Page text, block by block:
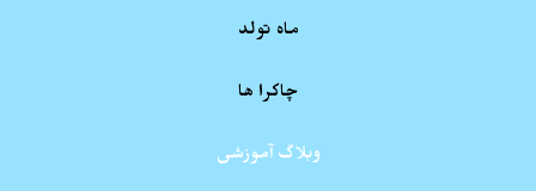
ماه تولد
چاکرا ها
وبلاگ آموزشی